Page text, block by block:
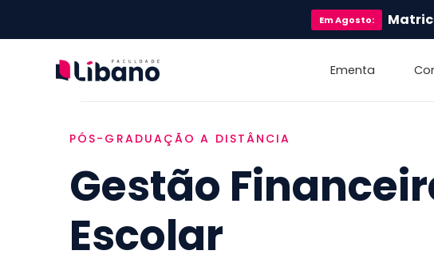
EmAgosto:
Ementa
PÓS-GRADUAÇÃO A DISTÂNCIA
Gestão
Escolar